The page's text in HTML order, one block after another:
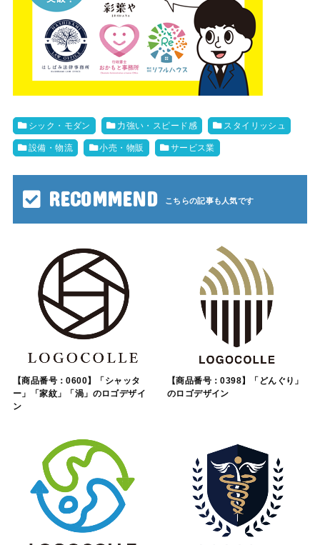
シック・モダン 力強い・スピード感 スタイリッシュ
設備・物流 小売・物販 サービス業
RECOMMEND
【商品番号：0600】「シャッタ
ー」「家紋」「渦」のロゴデザイ
ン
【商品番号：0398】「どんぐり」
のロゴデザイン